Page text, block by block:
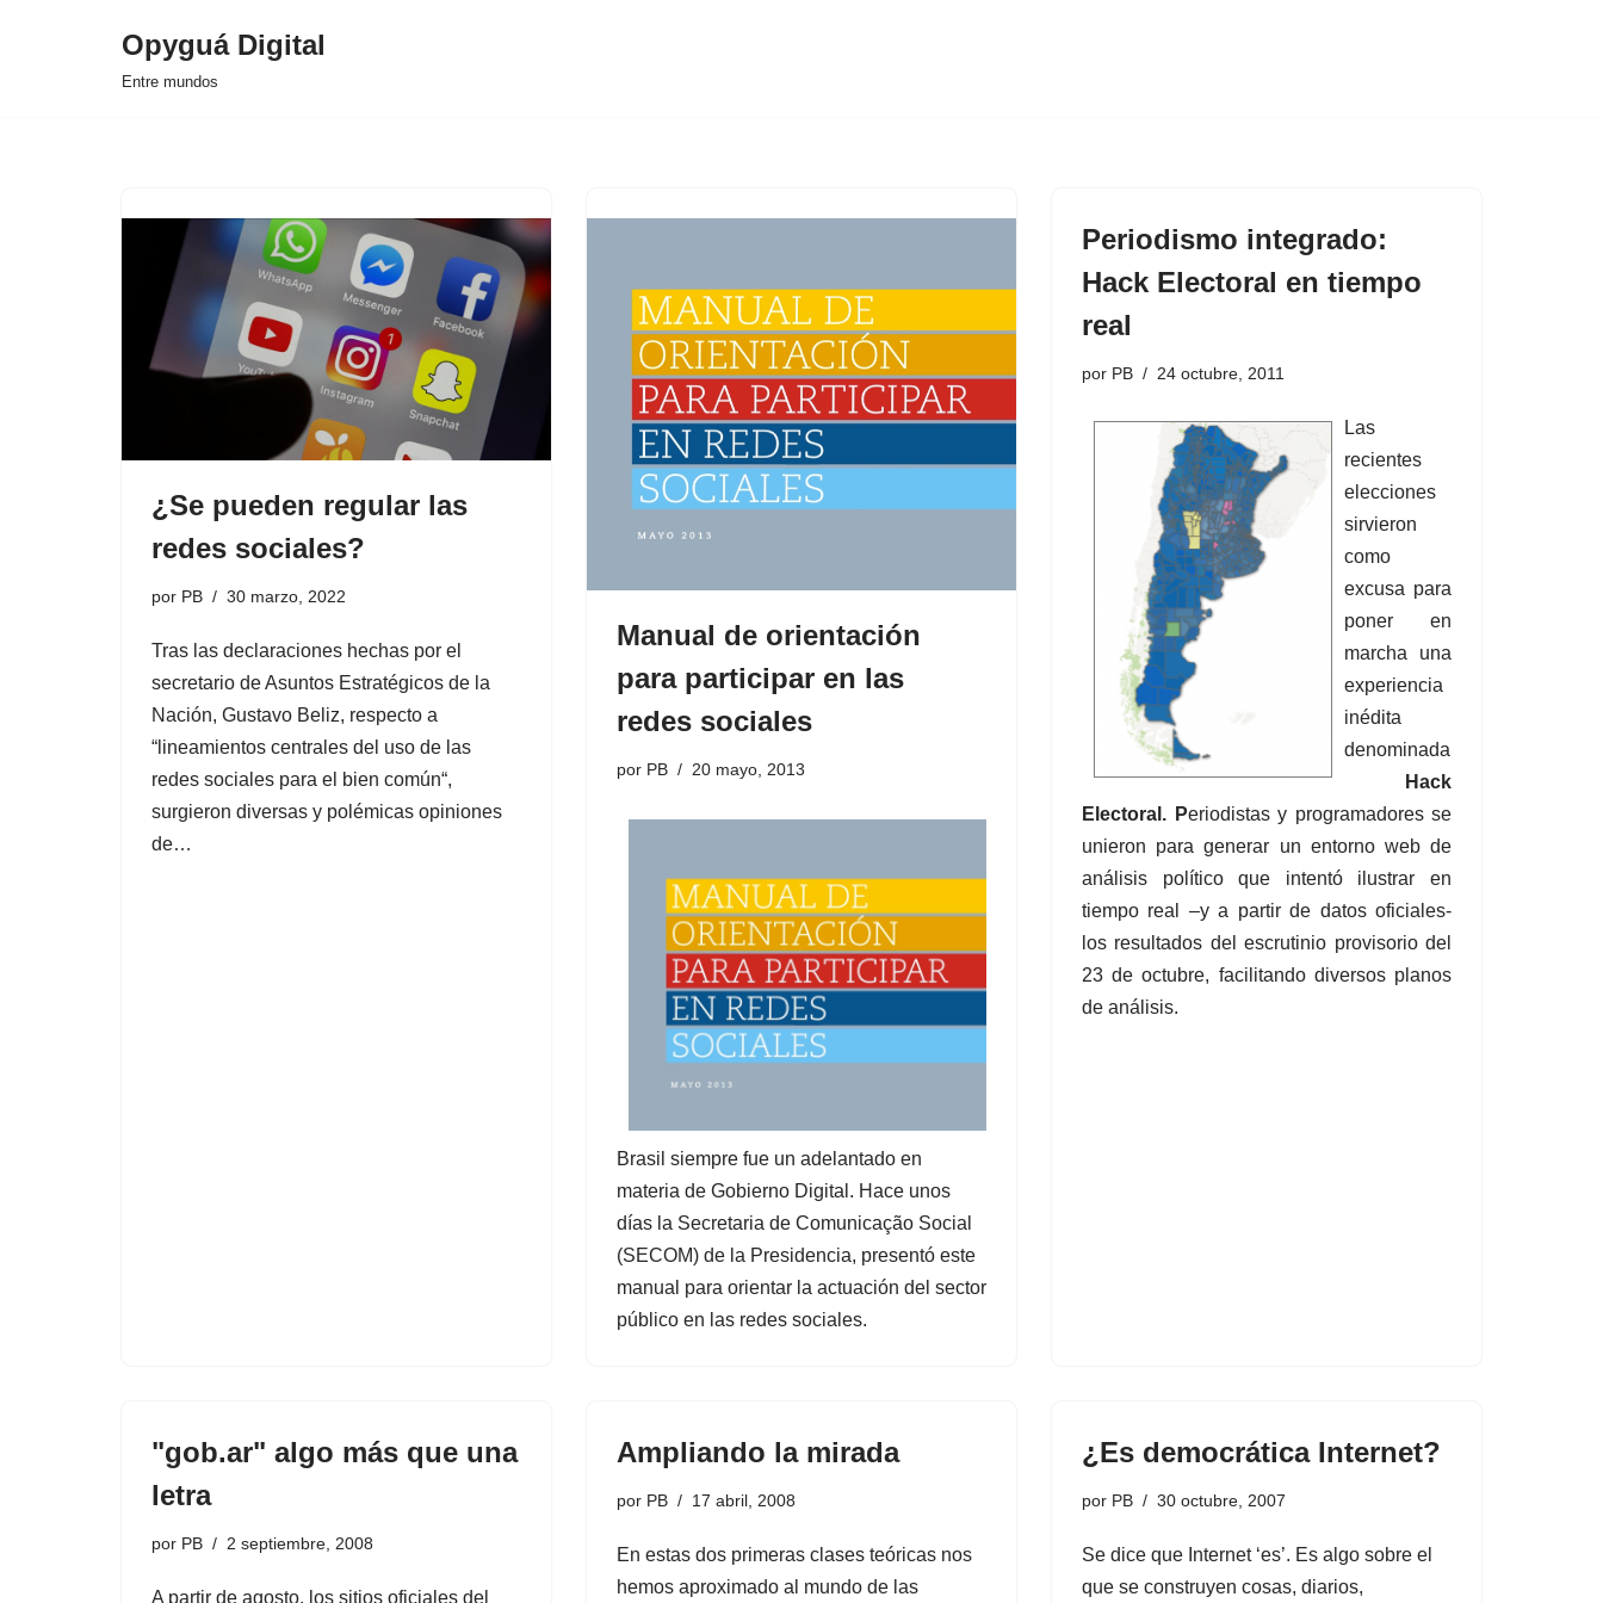
Opyguá Digital
Entre mundos
¿Se pueden regular las
redes sociales?
por PB 30 marzo, 2022
Tras las declaraciones hechas por el
secretario de Asuntos Estratégicos de la
Nación, Gustavo Beliz, respecto a
“lineamientos centrales del uso de las
redes sociales para el bien común“,
surgieron diversas y polémicas opiniones
de…
Manual de orientación
para participar en las
redes sociales
por PB 20 mayo, 2013
Brasil siempre fue un adelantado en
materia de Gobierno Digital. Hace unos
días la Secretaria de Comunicação Social
(SECOM) de la Presidencia, presentó este
manual para orientar la actuación del sector
público en las redes sociales.
Periodismo integrado:
Hack Electoral en tiempo
real
por PB 24 octubre, 2011
Las
recientes
elecciones
sirvieron
como
excusa para
poner en
marcha una
experiencia
inédita
denominada
Hack
Electoral. Periodistas y programadores se
unieron para generar un entorno web de
análisis político que intentó ilustrar en
tiempo real –y a partir de datos oficiales-
los resultados del escrutinio provisorio del
23 de octubre, facilitando diversos planos
de análisis.
"gob.ar" algo más que una
letra
por PB 2 septiembre, 2008
A partir de agosto, los sitios oficiales del
Ampliando la mirada
por PB 17 abril, 2008
En estas dos primeras clases teóricas nos
hemos aproximado al mundo de las
¿Es democrática Internet?
por PB 30 octubre, 2007
Se dice que Internet ‘es’. Es algo sobre el
que se construyen cosas, diarios,